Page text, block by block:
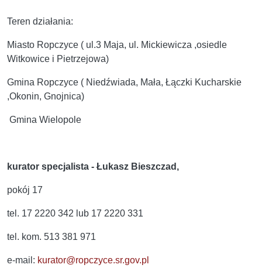
Teren działania:
Miasto Ropczyce ( ul.3 Maja, ul. Mickiewicza ,osiedle
Witkowice i Pietrzejowa)
Gmina Ropczyce ( Niedźwiada, Mała, Łączki Kucharskie
,Okonin, Gnojnica)
Gmina Wielopole
kurator specjalista - Łukasz Bieszczad,
pokój 17
tel. 17 2220 342 lub 17 2220 331
tel. kom. 513 381 971
e-mail: kurator@ropczyce.sr.gov.pl